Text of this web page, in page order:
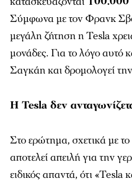
Σύμφωνα με τον Φρανκ
μεγάλη ζήτηση η Tesla
μονάδες. Για το λόγο αυτό
Σαγκάη και δρομολογεί
H Tesla δεν
Στο ερώτημα, σχετικά με
αποτελεί απειλή για την
ειδικός απαντά, ότι «Tesla